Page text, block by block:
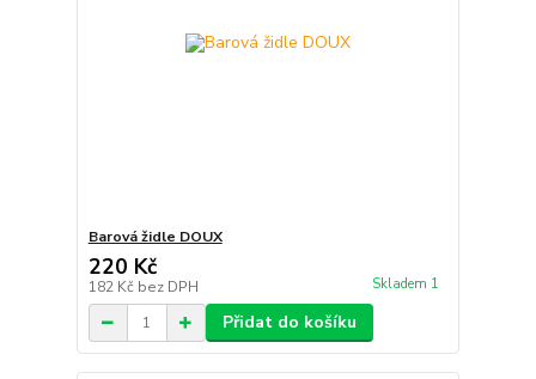
Barová židle DOUX
220 Kč
182 Kč bez DPH Skladem 1
Přidat do košíku